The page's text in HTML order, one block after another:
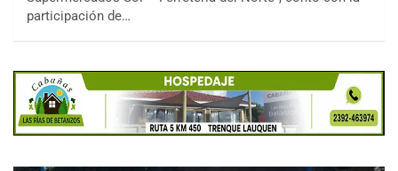
participación de…